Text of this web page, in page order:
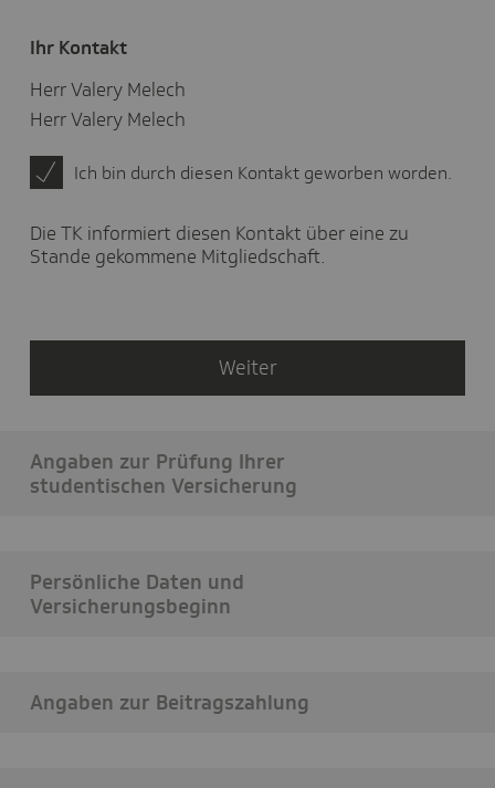
gelebt?
Ihr Kontakt
Herr Valery Melech
Herr Valery Melech
Ich bin durch diesen Kontakt geworben worden.
Die TK informiert diesen Kontakt über eine zu
Stande gekommene Mitgliedschaft.
Weiter
Angaben zur Prüfung Ihrer
studentischen Versicherung
Persönliche Daten und
Versicherungsbeginn
Angaben zur Beitragszahlung